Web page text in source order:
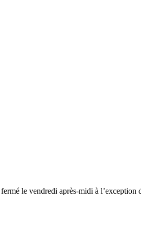
le vendredi après-midi à l’exception